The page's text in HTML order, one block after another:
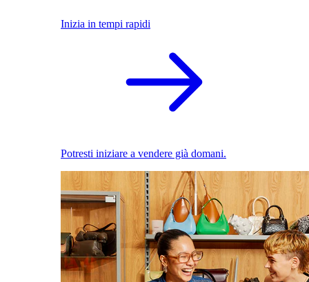
Inizia in tempi rapidi
Potresti iniziare a vendere già domani.